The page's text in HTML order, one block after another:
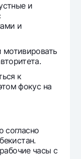
и
и
мотивировать
к
фокус на
согласно
часы с